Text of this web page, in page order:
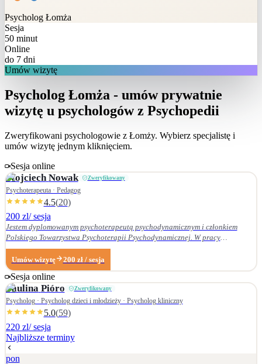
Psycholog Łomża
Sesja
50 minut
Online
do 7 dni
Umów wizytę
Psycholog Łomża - umów prywatnie
wizytę u psychologów z Psychopedii
Zweryfikowani psychologowie z Łomży. Wybierz specjalistę i
umów wizytę jednym kliknięciem.
Sesja online
Wojciech Nowak Zweryfikowany
Psychoterapeuta · Pedagog
4.5(20)
200 zl/ sesja
Jestem dyplomowanym psychoterapeutą psychodynamicznym i członkiem
Polskiego Towarzystwa Psychoterapii Psychodynamicznej. W pracy
terapeutycznej wnikliwie słucham pacjenta i podążam za jego narracją. Moje
zainteresowania zawodowe obejmują przede wszystkim: • psychoterapię
zaburzeń osobowości, • zaburzenia nerwicowe i lękowe, • problematykę relacji
małżeńskich i rodzinnych. Nie zajmuję się terapią uzależnień. Ukończyłem
Wydział Nauk Pedagogicznych Dolnośląskiej Szkoły Wyższej we Wrocławiu —
w 2007 r. studia licencjackie (pedagogika rodzinna), a w 2009 r. magisterskie
(resocjalizacja). W 2016 r. ukończyłem czteroletnie szkolenie z psychoterapii
psychodynamicznej w Krakowskim Centrum Psychodynamicznym, a w styczniu
2020 r. uzyskałem dyplom psychoterapeuty psychodynamicznego. Od
ukończenia szkoły psychoterapii regularnie uczestniczę w konferencjach
Umów wizytę 200 zł / sesja
Sesja online
Paulina Pióro Zweryfikowany
Psycholog · Psycholog dzieci i młodzieży · Psycholog kliniczny
5.0(59)
220 zl/ sesja
Najbliższe terminy
pon